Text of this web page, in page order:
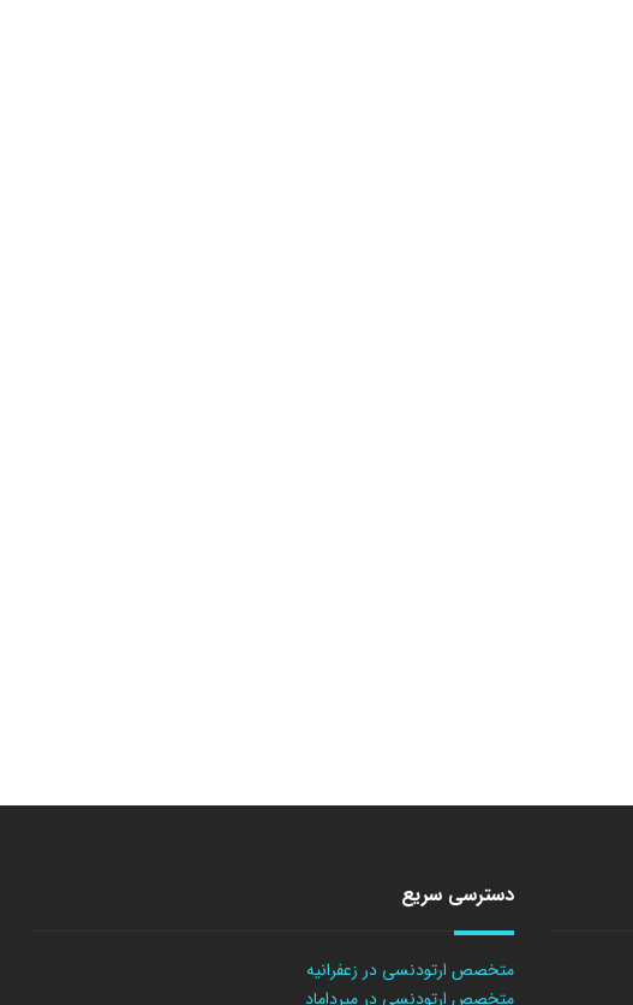
دسترسی سریع
متخصص ارتودنسی در زعفرانیه
متخصص ارتودنسی در میرداماد